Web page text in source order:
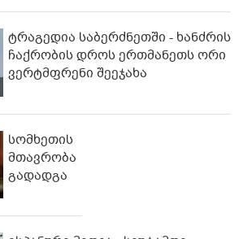
ტრაგედია საბერძნეთში - ხანძრის
ჩაქრობის დროს ერთმანეთს ორი
ვერტმფრენი შეეჯახა
სომხეთის
მთავრობა
გადადგა